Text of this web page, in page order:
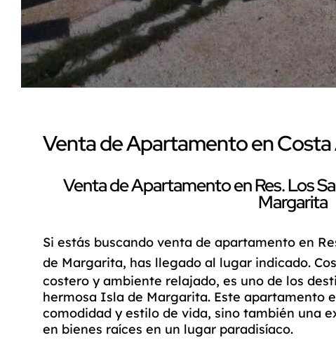
Venta de Apartamento en Costa
Venta de Apartamento en Res. Los
Margarita
Si estás buscando venta de apartamento en
de Margarita, has llegado al lugar indicado.
costero y ambiente relajado, es uno de los
hermosa Isla de Margarita. Este apartamento
comodidad y estilo de vida, sino también una
en bienes raíces en un lugar paradisíaco.